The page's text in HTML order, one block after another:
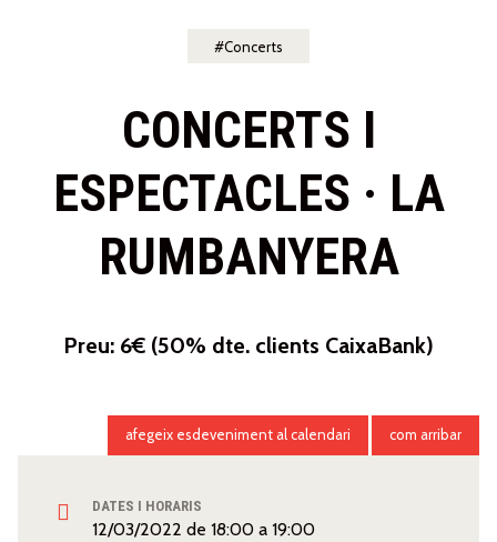
Concerts
CONCERTS I
ESPECTACLES · LA
RUMBANYERA
Preu: 6€ (50% dte. clients CaixaBank)
DATES I HORARIS
12/03/2022 de 18:00 a 19:00
afegeix esdeveniment al calendari com arribar